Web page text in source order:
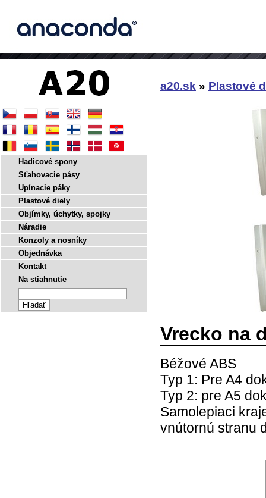
a20.sk » Plastové
Vrecko na
Béžové ABS
Typ 1: Pre A4
Typ 2: pre A5
Samolepiaci
vnútornú stranu
Hadicové spony
Sťahovacie pásy
Upínacie páky
Plastové diely
Objímky, úchytky, spojky
Náradie
Konzoly a nosníky
Objednávka
Kontakt
Na stiahnutie